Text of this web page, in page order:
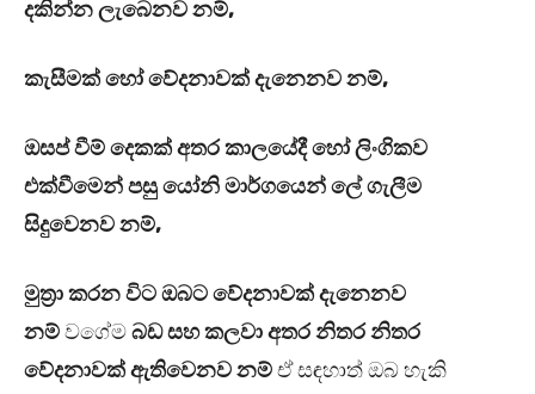
දකින්න ලැබෙනව නම්,
කැසීමක් හෝ වේදනාවක් දැනෙනව නම්,
ඔසප් වීම් දෙකක් අතර කාලයේදී හෝ ලිංගිකව
එක්වීමෙන් පසු යෝනි මාර්ගයෙන් ලේ ගැලීම
සිදුවෙනව නම්,
මුත්‍රා කරන විට ඔබට වේදනාවක් දැනෙනව
නම්වගේමබඩ සහ කලවා අතර නිතර නිතර
වේදනාවක් ඇතිවෙනව නම්ඒ සඳහාත් ඔබ හැකි